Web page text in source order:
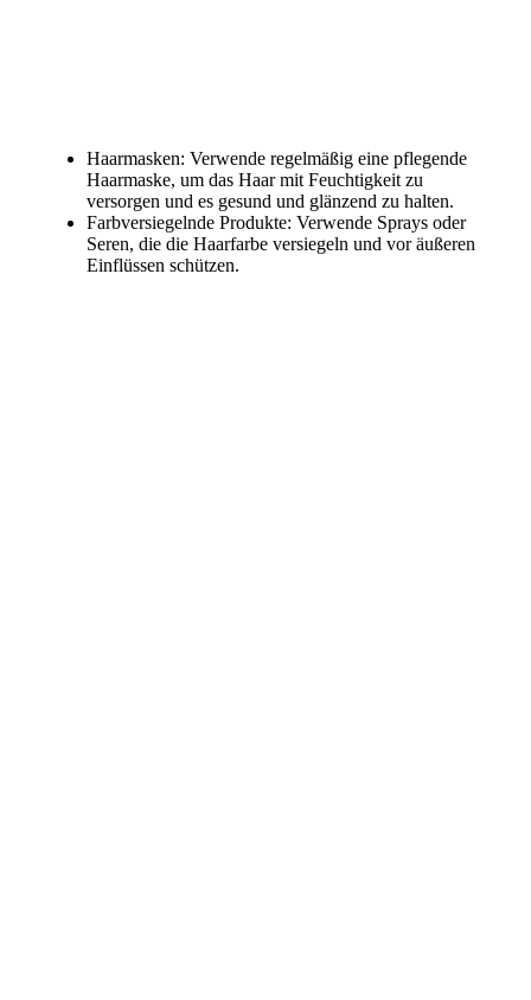
Haarmasken: Verwende regelmäßig eine pflegende
Haarmaske, um das Haar mit Feuchtigkeit zu
versorgen und es gesund und glänzend zu halten.
Farbversiegelnde Produkte: Verwende Sprays oder
Seren, die die Haarfarbe versiegeln und vor äußeren
Einflüssen schützen.